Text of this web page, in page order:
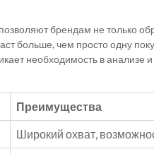
брендам не только
больше, чем просто одну
необходимость в
Преимущества
Широкий охват,